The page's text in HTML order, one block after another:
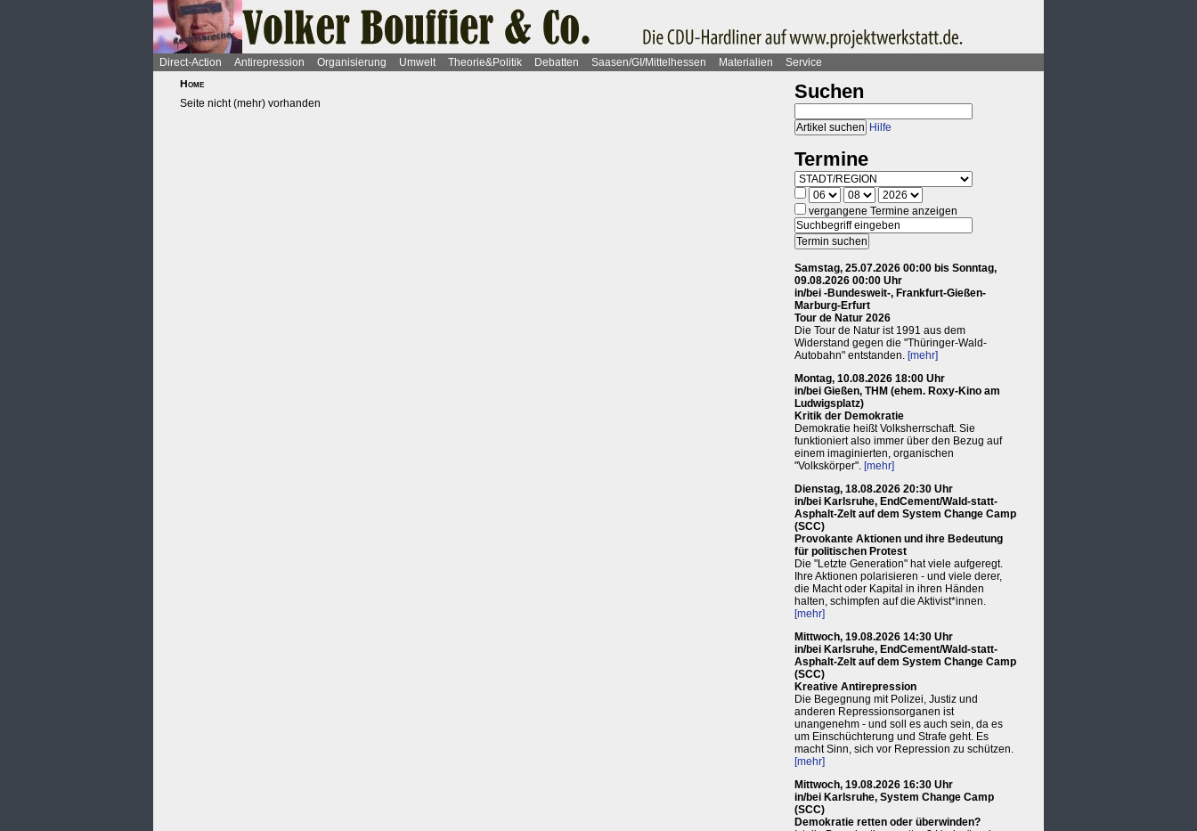
Direct-Action Antirepression Organisierung Umwelt Theorie&Politik Debatten Saasen/GI/Mittelhessen Materialien
Service
Home
Seite nicht (mehr) vorhanden
Suchen
Hilfe
Termine
vergangene Termine anzeigen
Samstag, 25.07.2026 00:00 bis Sonntag,
09.08.2026 00:00 Uhr
in/bei -Bundesweit-, Frankfurt-Gießen-
Marburg-Erfurt
Tour de Natur 2026
Die Tour de Natur ist 1991 aus dem
Widerstand gegen die "Thüringer-Wald-
Autobahn" entstanden. [mehr]
Montag, 10.08.2026 18:00 Uhr
in/bei Gießen, THM (ehem. Roxy-Kino am
Ludwigsplatz)
Kritik der Demokratie
Demokratie heißt Volksherrschaft. Sie
funktioniert also immer über den Bezug auf
einem imaginierten, organischen
"Volkskörper". [mehr]
Dienstag, 18.08.2026 20:30 Uhr
in/bei Karlsruhe, EndCement/Wald-statt-
Asphalt-Zelt auf dem System Change Camp
(SCC)
Provokante Aktionen und ihre Bedeutung
für politischen Protest
Die "Letzte Generation" hat viele aufgeregt.
Ihre Aktionen polarisieren - und viele derer,
die Macht oder Kapital in ihren Händen
halten, schimpfen auf die Aktivist*innen.
[mehr]
Mittwoch, 19.08.2026 14:30 Uhr
in/bei Karlsruhe, EndCement/Wald-statt-
Asphalt-Zelt auf dem System Change Camp
(SCC)
Kreative Antirepression
Die Begegnung mit Polizei, Justiz und
anderen Repressionsorganen ist
unangenehm - und soll es auch sein, da es
um Einschüchterung und Strafe geht. Es
macht Sinn, sich vor Repression zu schützen.
[mehr]
Mittwoch, 19.08.2026 16:30 Uhr
in/bei Karlsruhe, System Change Camp
(SCC)
Demokratie retten oder überwinden?